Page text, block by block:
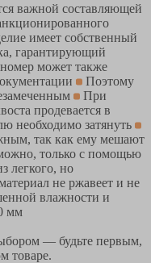
важной составляющей
имеет собственный
гарантирующий
может также
Поэтому
При
продевается в
необходимо затянуть
так как ему мешают
только с помощью
легкого, но
не ржавеет и не
влажности и
мм
— будьте первым,
товаре.